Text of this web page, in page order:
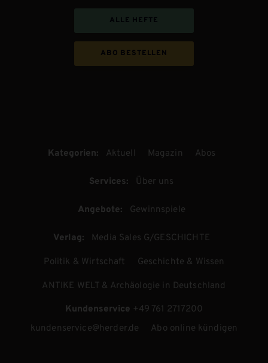
ALLE HEFTE
ABO BESTELLEN
Kategorien: Aktuell Magazin Abos
Services: Über uns
Angebote: Gewinnspiele
Verlag: Media Sales G/GESCHICHTE
Politik & Wirtschaft Geschichte & Wissen
ANTIKE WELT & Archäologie in Deutschland
Kundenservice +49 761 2717200
kundenservice@herder.de
Abo online kündigen